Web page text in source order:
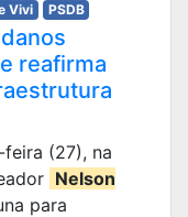
Vivi PSDB
reafirma
(27), na
Nelson
para